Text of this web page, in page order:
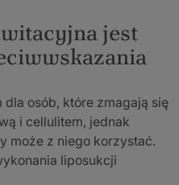
jest
osób, które zmagają się
i cellulitem, jednak
może z niego korzystać.
liposukcji